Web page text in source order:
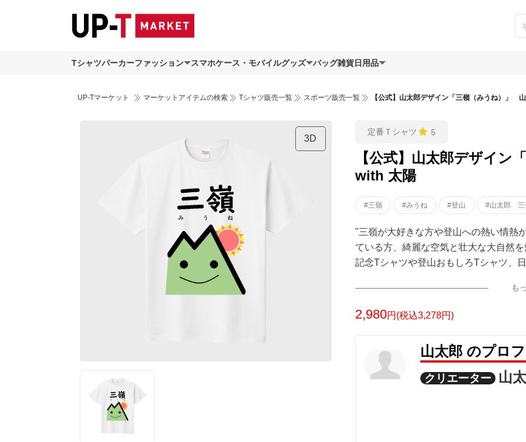
Tシャツパーカーファッション スマホケース・モバイルグッズ バッグ雑貨日用品
UP-Tマーケット マーケットアイテムの検索 Tシャツ販売一覧 スポーツ販売一覧 【公式】山太郎デザイン「三嶺（みうね）」
3D
定番Ｔシャツ 5
【公式】山太郎デザイ
with 太陽
#三嶺 #みうね #登山 #山太郎 三
"三嶺が大好きな方や登山への熱い情熱
ている方、綺麗な空気と壮大な大自然
記念Tシャツや登山おもしろTシャツ、
今回のデザインは「山太郎 三嶺 山男
ご興味いただいた方は『山太郎 〇〇〇
山太郎 三嶺 山太郎 みうね 山太
も
2,980円(税込3,278円)
山太郎 のプロ
クリエーター 山